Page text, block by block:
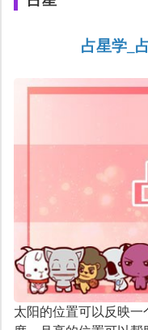
占星学_
太阳的位置可以反映